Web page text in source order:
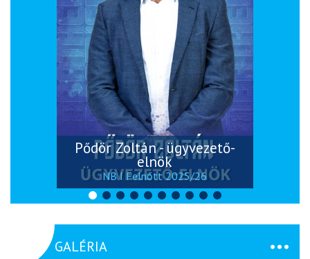
Pődör Zoltán - ügyvezető-
elnök
NB I Felnőtt 2025/26
GALÉRIA